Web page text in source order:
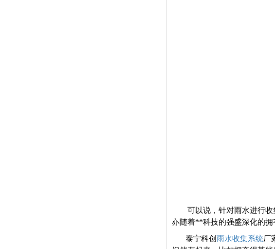
可以说，针对雨水进行
亦随着**科技的强盛深化的
泰宁科创 雨水收集系统厂